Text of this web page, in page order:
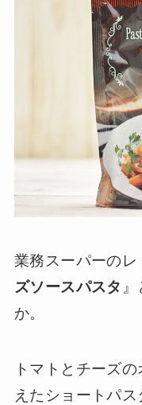
業務スーパーのレ
ズソースパスタ
か。
トマトとチーズ
えたショートパ